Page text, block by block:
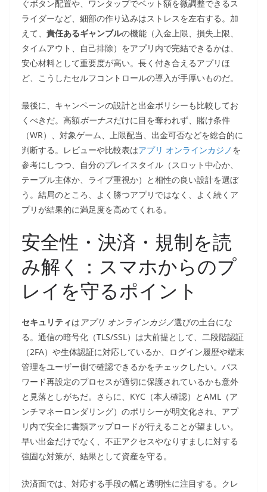
ぐボタン配置や、ワンタップでベット額を微調整できるス
ライダーなど、細部の作り込みはストレスを左右する。加
えて、 責任あるギャンブルの機能（入金上限、損失上限、
タイムアウト、自己排除）をアプリ内で完結できるかは、
安心材料として重要度が高い。長く付き合えるアプリほ
ど、こうしたセルフコントロールの導入が手厚いものだ。
最後に、キャンペーンの設計と出金ポリシーも比較してお
くべきだ。高額ボーナスだけに目を奪われず、賭け条件
（WR）、対象ゲーム、上限配当、出金可否などを総合的に
判断する。レビューや比較表はアプリ オンラインカジノ を
参考にしつつ、自分のプレイスタイル（スロット中心か、
テーブル主体か、ライブ重視か）と相性の良い設計を選ぼ
う。結局のところ、よく勝つアプリではなく、よく続くア
プリが結果的に満足度を高めてくれる。
安全性・決済・規制を読
み解く：スマホからのプ
レイを守るポイント
セキュリティは アプリ オンラインカジノ選びの土台にな
る。通信の暗号化（TLS/SSL）は大前提として、二段階認証
（2FA）や生体認証に対応しているか、ログイン履歴や端末
管理をユーザー側で確認できるかをチェックしたい。パス
ワード再設定のプロセスが適切に保護されているかも意外
と見落としがちだ。さらに、KYC（本人確認）とAML（ア
ンチマネーロンダリング）のポリシーが明文化され、アプ
リ内で安全に書類アップロードが行えることが望ましい。
早い出金だけでなく、不正アクセスやなりすましに対する
強固な対策が、結果として資産を守る。
決済面では、対応する手段の幅と透明性に注目する。クレ